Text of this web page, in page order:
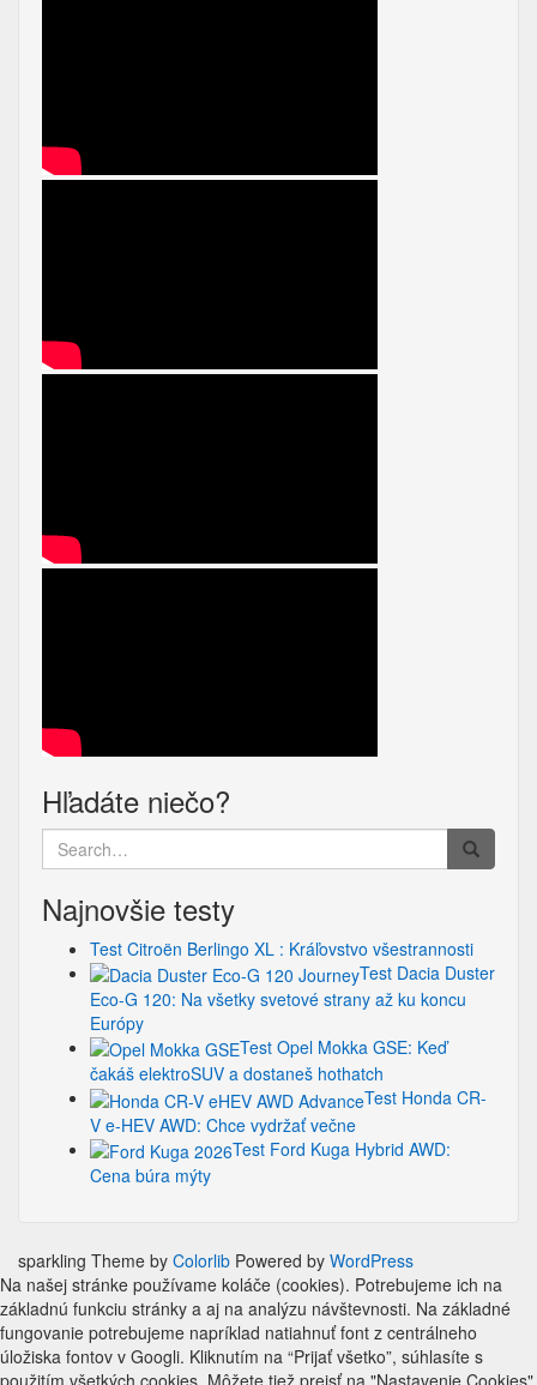
Hľadáte niečo?
Search
for:
Najnovšie testy
Test Citroën Berlingo XL : Kráľovstvo všestrannosti
Test Dacia Duster
Eco-G 120: Na všetky svetové strany až ku koncu
Európy
Test Opel Mokka GSE: Keď
čakáš elektroSUV a dostaneš hothatch
Test Honda CR-
V e-HEV AWD: Chce vydržať večne
Test Ford Kuga Hybrid AWD:
Cena búra mýty
sparkling Theme by Colorlib Powered by WordPress
Na našej stránke používame koláče (cookies). Potrebujeme ich na
základnú funkciu stránky a aj na analýzu návštevnosti. Na základné
fungovanie potrebujeme napríklad natiahnuť font z centrálneho
úložiska fontov v Googli. Kliknutím na “Prijať všetko”, súhlasíte s
použitím všetkých cookies. Môžete tiež prejsť na "Nastavenie Cookies"